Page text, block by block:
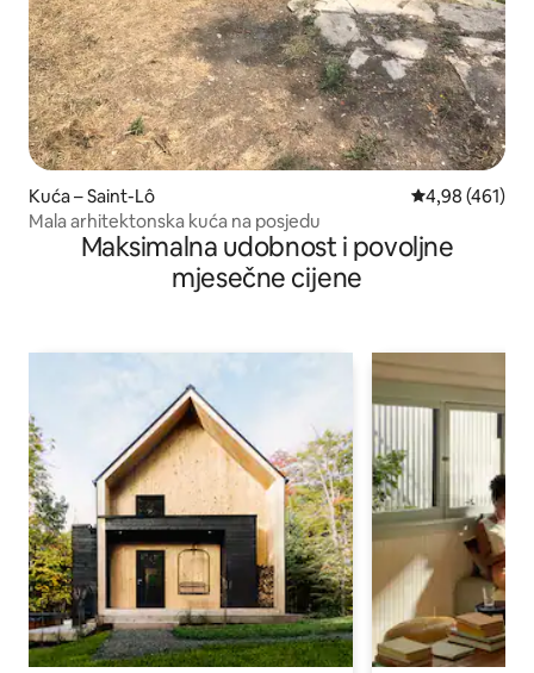
Kuća – Saint-Lô Prosječna
4,98 (461)
Mala arhitektonska kuća na posjedu
Maksimalna udobnost i povoljne
mjesečne cijene